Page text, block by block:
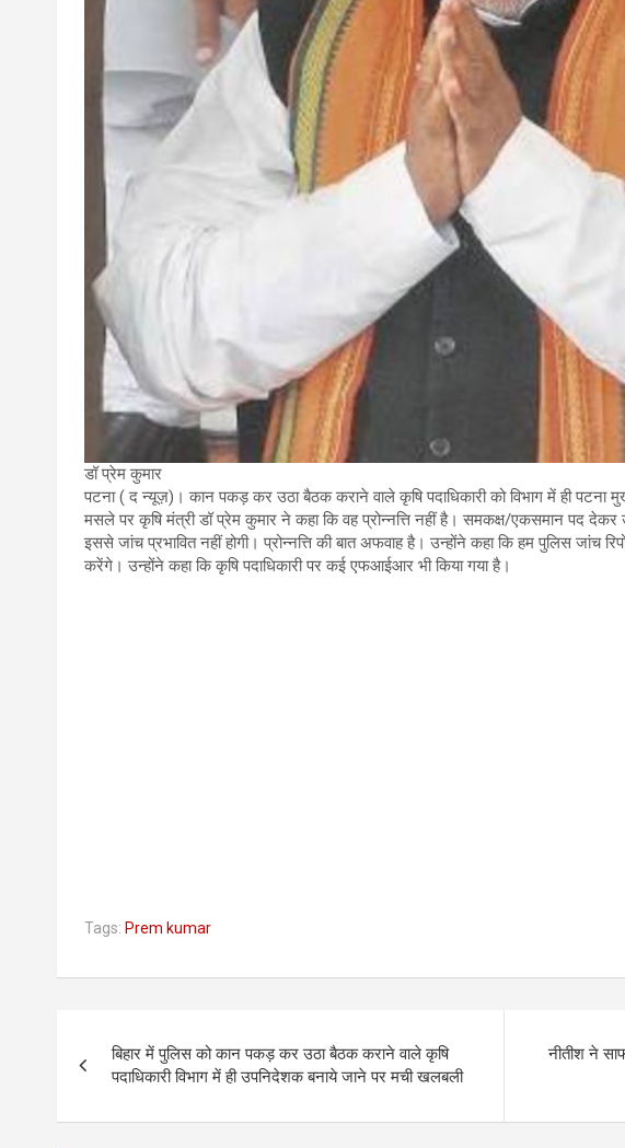
डॉ प्रेम कुमार
पटना ( द न्यूज़)। कान पकड़ कर उठा बैठक कराने वाले कृषि पदाधिकारी को विभाग में ही
मसले पर कृषि मंत्री डॉ प्रेम कुमार ने कहा कि वह प्रोन्नत्ति नहीं है। समकक्ष/एकसमान पद देकर
इससे जांच प्रभावित नहीं होगी। प्रोन्नत्ति की बात अफवाह है। उन्होंने कहा कि हम पुलिस जांच
करेंगे। उन्होंने कहा कि कृषि पदाधिकारी पर कई एफआईआर भी किया गया है।
Tags: Prem kumar
navigation
बिहार में पुलिस को कान पकड़ कर उठा बैठक कराने वाले कृषि
पदाधिकारी विभाग में ही उपनिदेशक बनाये जाने पर मची खलबली
नीतीश ने